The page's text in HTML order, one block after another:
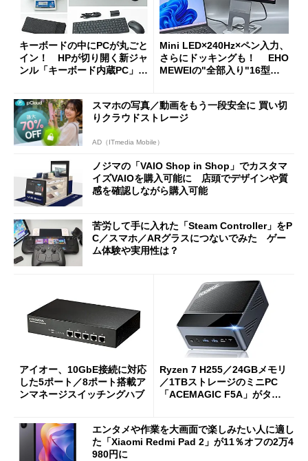
キーボードの中にPCが丸ごと
イン！ HPが切り開く新ジャ
ンル「キーボード内蔵PC」の
Mini LED×240Hz×ペン入力、
さらにドッキングも！ EHO
MEWEIの"全部入り"16型モ
スマホの写真／動画をもう一段安全に 買い切
りクラウドストレージ
AD（ITmedia Mobile）
ノジマの「VAIO Shop in Shop」でカスタマ
イズVAIOを購入可能に 店頭でデザインや質
感を確認しながら購入可能
苦労して手に入れた「Steam Controller」をP
C／スマホ／ARグラスにつないでみた ゲー
ム体験や実用性は？
アイオー、10GbE接続に対応
した5ポート／8ポート搭載ア
ンマネージスイッチングハブ
Ryzen 7 H255／24GBメモリ
／1TBストレージのミニPC
「ACEMAGIC F5A」がタイ
エンタメや作業を大画面で楽しみたい人に適し
た「Xiaomi Redmi Pad 2」が11％オフの2万4
980円に